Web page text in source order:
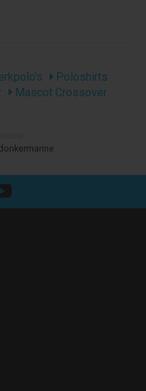
Poloshirts
Mascot Crossover